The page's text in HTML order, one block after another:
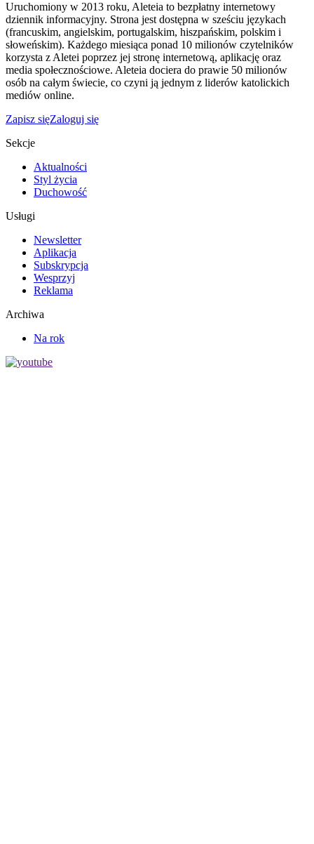
Uruchomiony w 2013 roku, Aleteia to bezpłatny internetowy
dziennik informacyjny. Strona jest dostępna w sześciu językach
(francuskim, angielskim, portugalskim, hiszpańskim, polskim i
słoweńskim). Każdego miesiąca ponad 10 milionów czytelników
korzysta z Aletei poprzez jej stronę internetową, aplikację oraz
media społecznościowe. Aleteia dociera do prawie 50 milionów
osób na całym świecie, co czyni ją jednym z liderów katolickich
mediów online.
Zapisz sięZaloguj się
Sekcje
Aktualności
Styl życia
Duchowość
Usługi
Newsletter
Aplikacja
Subskrypcja
Wesprzyj
Reklama
Archiwa
Na rok